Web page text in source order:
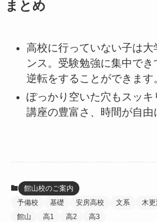
まとめ
高校に行っていない子は大
ンス。受験勉強に集中でき
逆転をすることができます
ぽっかり空いた穴もスッ
講座の豊富さ、時間が自由
館山校のご案内
予備校
基礎 安房高校 文系 木
館山
高1 高2 高3